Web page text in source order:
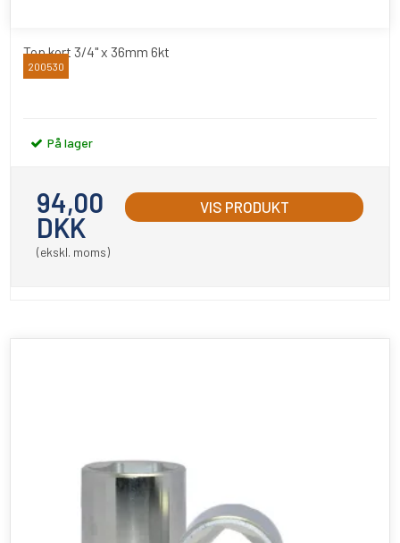
Top kort 3/4" x 36mm 6kt
BATO
200530
På lager
94,00
DKK
(ekskl. moms)
VIS PRODUKT